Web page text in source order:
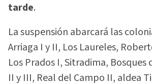
tarde.
La suspensión abarcará las
Arriaga I y II, Los Laureles,
Los Prados I, Sitradima, Bosques
II y III, Real del Campo II, aldea